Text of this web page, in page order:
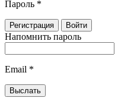
Пароль *
Напомнить пароль
Email *